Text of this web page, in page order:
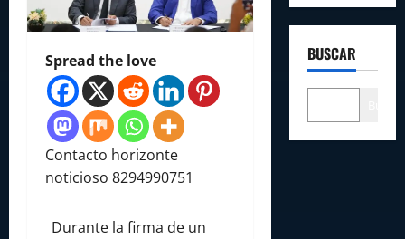
Spread the love
Contacto horizonte
noticioso 8294990751
_Durante la firma de un
BUSCAR